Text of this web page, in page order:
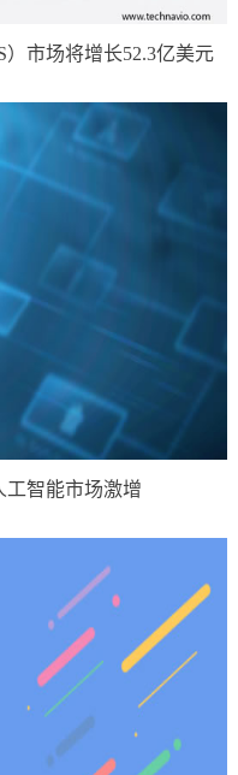
）市场将增长52.3亿美元
工智能市场激增